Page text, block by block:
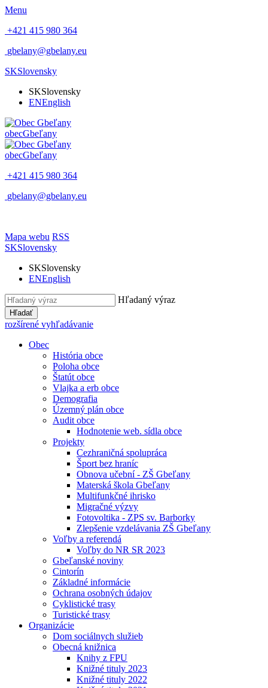
Menu
+421 415 980 364
gbelany@gbelany.eu
SKSlovensky
SKSlovensky
ENEnglish
obecGbeľany
obecGbeľany
+421 415 980 364
gbelany@gbelany.eu
Mapa webu RSS
SKSlovensky
SKSlovensky
ENEnglish
Hľadaný výraz
Hľadať
rozšírené vyhľadávanie
Obec
História obce
Poloha obce
Štatút obce
Vlajka a erb obce
Demografia
Územný plán obce
Audit obce
Hodnotenie web. sídla obce
Projekty
Cezhraničná spolupráca
Šport bez hraníc
Obnova učební - ZŠ Gbeľany
Materská škola Gbeľany
Multifunkčné ihrisko
Migračné výzvy
Fotovoltika - ZPS sv. Barborky
Zlepšenie vzdelávania ZŠ Gbeľany
Voľby a referendá
Voľby do NR SR 2023
Gbeľanské noviny
Cintorín
Základné informácie
Ochrana osobných údajov
Cyklistické trasy
Turistické trasy
Organizácie
Dom sociálnych služieb
Obecná knižnica
Knihy z FPU
Knižné tituly 2023
Knižné tituly 2022